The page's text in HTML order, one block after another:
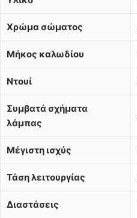
Χρώμα σώματος
Μήκος καλωδίου
Ντουί
Συμβατά σχήματα
λάμπας
Μέγιστη ισχύς
Τάση λειτουργίας
Διαστάσεις